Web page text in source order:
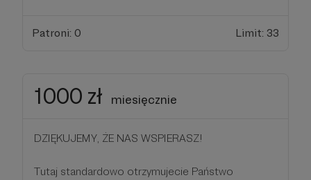
Patroni: 0 Limit: 33
1000 zł miesięcznie
DZIĘKUJEMY, ŻE NAS WSPIERASZ!
Tutaj standardowo otrzymujecie Państwo